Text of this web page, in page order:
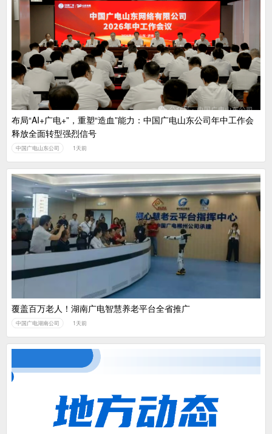
布局“AI+广电+”，重塑“造血”能力：中国广电山东公司年中工作会
释放全面转型强烈信号
中国广电山东公司 1天前
覆盖百万老人！湖南广电智慧养老平台全省推广
中国广电湖南公司 1天前